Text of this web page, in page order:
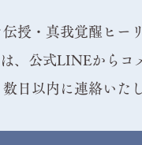
授・真我覚醒ヒー
、公式LINEからコ
数日以内に連絡いた